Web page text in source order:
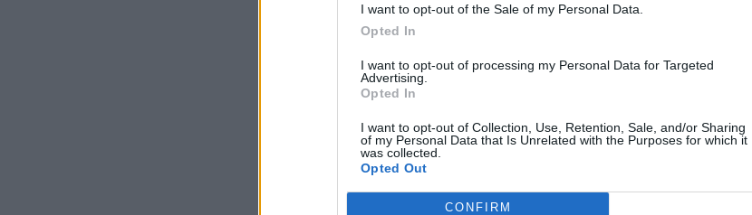
I want to opt-out of the Sale of my Personal Data.
Opted In
I want to opt-out of processing my Personal Data for Targeted
Advertising.
Opted In
I want to opt-out of Collection, Use, Retention, Sale, and/or Sharing
of my Personal Data that Is Unrelated with the Purposes for which it
was collected.
Opted Out
CONFIRM